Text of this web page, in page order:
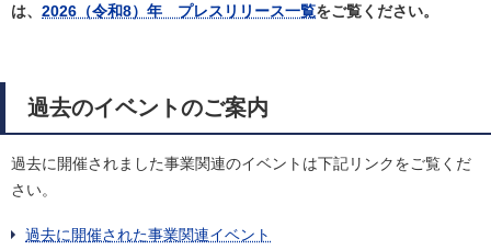
は、 2026（令和8）年 プレスリリース一覧をご覧ください。
過去のイベントのご案内
過去に開催されました事業関連のイベントは下記リンクをご覧くだ
さい。
過去に開催された事業関連イベント